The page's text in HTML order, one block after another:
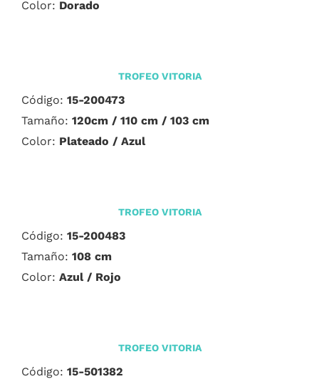
Color: Dorado
TROFEO VITORIA
Código: 15-200473
Tamaño: 120cm / 110 cm / 103 cm
Color: Plateado / Azul
TROFEO VITORIA
Código: 15-200483
Tamaño: 108 cm
Color: Azul / Rojo
TROFEO VITORIA
Código: 15-501382